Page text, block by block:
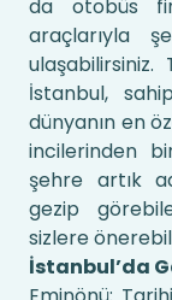
da otobüs
araçlarıyla
ulaşabilirsiniz.
İstanbul,
dünyanın en
incilerinden
şehre artık
gezip
sizlere
İstanbul’da